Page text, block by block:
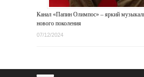
Канал «Папин Олимпос» – яркий
нового поколения
07/12/2024